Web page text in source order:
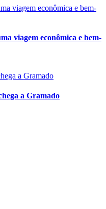
viagem econômica e bem-
a Gramado